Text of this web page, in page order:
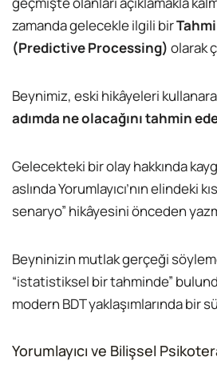
zamanda gelecekle ilgili bir
(Predictive Processing) olarak
Beynimiz, eski hikâyeleri
adımda ne olacağını tahmin
Gelecekteki bir olay hakkında
aslında Yorumlayıcı’nın elindeki
senaryo” hikâyesini önceden
Beyninizin mutlak gerçeği
“istatistiksel bir tahminde”
modern BDT yaklaşımlarında bir
Yorumlayıcı ve Bilişsel